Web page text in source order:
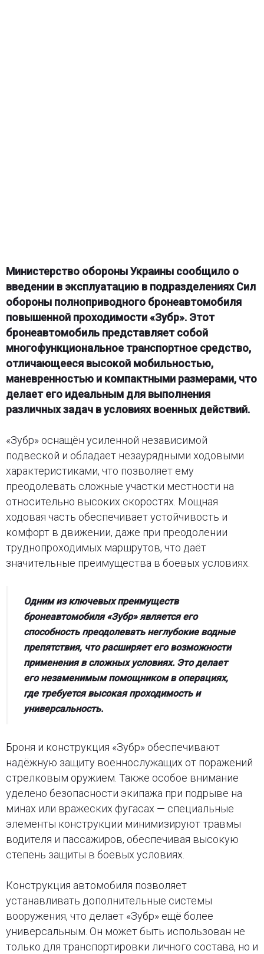
Министерство обороны Украины сообщило о
введении в эксплуатацию в подразделениях Сил
обороны полноприводного бронеавтомобиля
повышенной проходимости«Зубр». Этот
бронеавтомобиль представляет собой
многофункциональное транспортное средство,
отличающееся высокой мобильностью,
маневренностью и компактными размерами, что
делает его идеальным для выполнения
различных задач в условиях военных действий.
«Зубр»оснащён усиленной независимой
подвеской и обладает незаурядными ходовыми
характеристиками, что позволяет ему
преодолевать сложные участки местности на
относительно высоких скоростях. Мощная
ходовая часть обеспечивает устойчивость и
комфорт в движении, даже при преодолении
труднопроходимых маршрутов, что даёт
значительные преимущества в боевых условиях.
Одним из ключевых преимуществ
бронеавтомобиля«Зубр»является его
способность преодолевать неглубокие водные
препятствия, что расширяет его возможности
применения в сложных условиях. Это делает
его незаменимым помощником в операциях,
где требуется высокая проходимость и
универсальность.
Броня и конструкция «Зубр»обеспечивают
надёжную защиту военнослужащих от поражений
стрелковым оружием. Также особое внимание
уделено безопасности экипажа при подрыве на
минах или вражеских фугасах — специальные
элементы конструкции минимизируют травмы
водителя и пассажиров, обеспечивая высокую
степень защиты в боевых условиях.
Конструкция автомобиля позволяет
устанавливать дополнительные системы
вооружения, что делает «Зубр»ещё более
универсальным. Он может быть использован не
только для транспортировки личного состава, но и